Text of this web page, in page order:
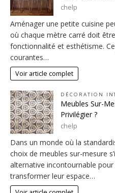
chelp
Aménager une petite cuisine
où chaque mètre carré doit
fonctionnalité et esthétisme.
courantes…
Voir article complet
DÉCORATION
Meubles Sur-
Privilégier ?
chelp
Dans un monde où la
choix de meubles sur-mesure
alternative incontournable
transformer leur espace…